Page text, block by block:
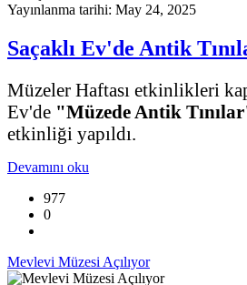
Yayınlanma tarihi: May 24, 2025
Saçaklı Ev'de Antik
Müzeler Haftası etkinlikleri
Ev'de "Müzede Antik
etkinliği yapıldı.
Devamını oku
977
0
Mevlevi Müzesi Açılıyor